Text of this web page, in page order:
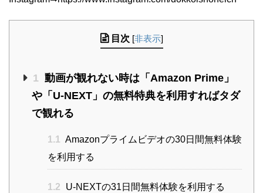
目次 [非表示]
1 動画が観れない時は「Amazon Prime」
や「U-NEXT」の無料特典を利用すればタダ
で観れる
1.1 Amazonプライムビデオの30日間無料体験
を利用する
1.2 U-NEXTの31日間無料体験を利用する